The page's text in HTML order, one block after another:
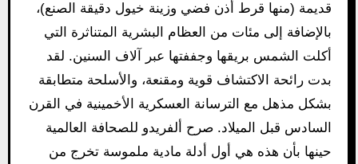
قديمة (منها قرط أذن فضي وزينة خيول دقيقة الصنع)،
بالإضافة إلى مئات من العظام البشرية المتناثرة التي
أكلت الشمس بريقها وجففتها عبر آلاف السنين. لقد
بدت رائحة الاكتشاف قوية ومقنعة، والأسلحة متطابقة
بشكل مذهل مع الترسانة العسكرية الأخمينية في القرن
السادس قبل الميلاد. صرح ألفريدو للصحافة العالمية
حينها بأن هذه هي أول أدلة مادية ملموسة تخرج من